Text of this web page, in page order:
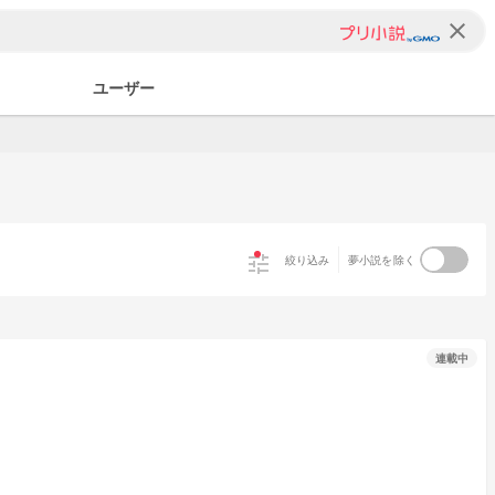
clear
ユーザー
tune 絞り込み 夢小説を除く
連載中